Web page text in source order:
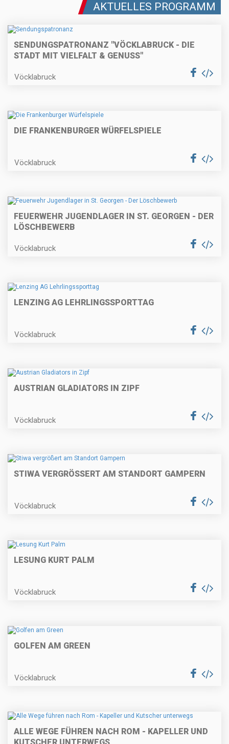
AKTUELLES PROGRAMM
SENDUNGSPATRONANZ "VÖCKLABRUCK - DIE
STADT MIT VIELFALT & GENUSS"
Vöcklabruck
DIE FRANKENBURGER WÜRFELSPIELE
Vöcklabruck
FEUERWEHR JUGENDLAGER IN ST. GEORGEN - DER
LÖSCHBEWERB
Vöcklabruck
LENZING AG LEHRLINGSSPORTTAG
Vöcklabruck
AUSTRIAN GLADIATORS IN ZIPF
Vöcklabruck
STIWA VERGRÖSSERT AM STANDORT GAMPERN
Vöcklabruck
LESUNG KURT PALM
Vöcklabruck
GOLFEN AM GREEN
Vöcklabruck
ALLE WEGE FÜHREN NACH ROM - KAPELLER UND